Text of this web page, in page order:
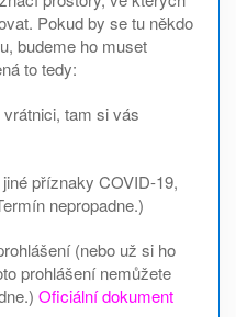
Pokud by se tu někdo
budeme ho muset
to tedy:
tam si vás
příznaky COVID-19,
nepropadne.)
(nebo už si ho
prohlášení nemůžete
Oficiální dokument